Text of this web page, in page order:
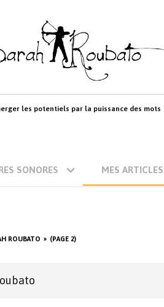
les potentiels par la puissance des mots
SONORES MES ARTICLES
ROUBATO (PAGE 2)